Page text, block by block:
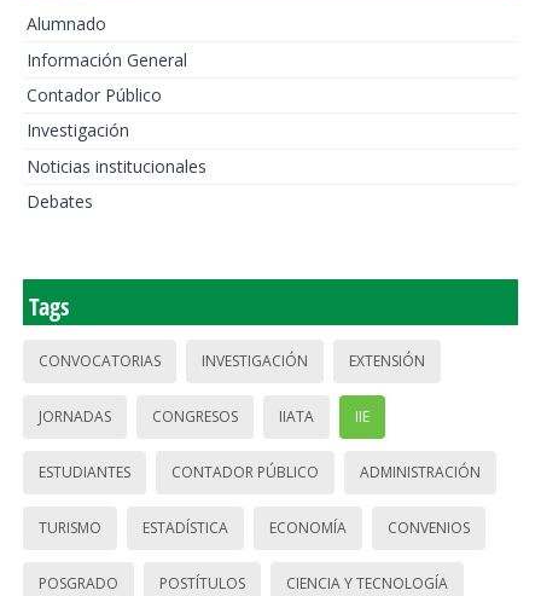
Alumnado
Información General
Contador Público
Investigación
Noticias institucionales
Debates
Tags
CONVOCATORIAS INVESTIGACIÓN EXTENSIÓN
JORNADAS CONGRESOS IIATA IIE
ESTUDIANTES CONTADOR PÚBLICO ADMINISTRACIÓN
TURISMO ESTADÍSTICA ECONOMÍA CONVENIOS
POSGRADO POSTÍTULOS CIENCIA Y TECNOLOGÍA